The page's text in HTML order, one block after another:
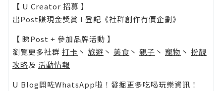
【 U Creator 招募 】
出Post賺現金獎賞 l 登記《社群創作有價企劃》
【 睇Post + 參加品牌活動 】
瀏覽更多社群 打卡 丶 旅遊 丶 美食 丶 親子 丶 寵物 丶 扮靚
攻略及 活動情報
U Blog開咗WhatsApp啦！發掘更多吃喝玩樂資訊！